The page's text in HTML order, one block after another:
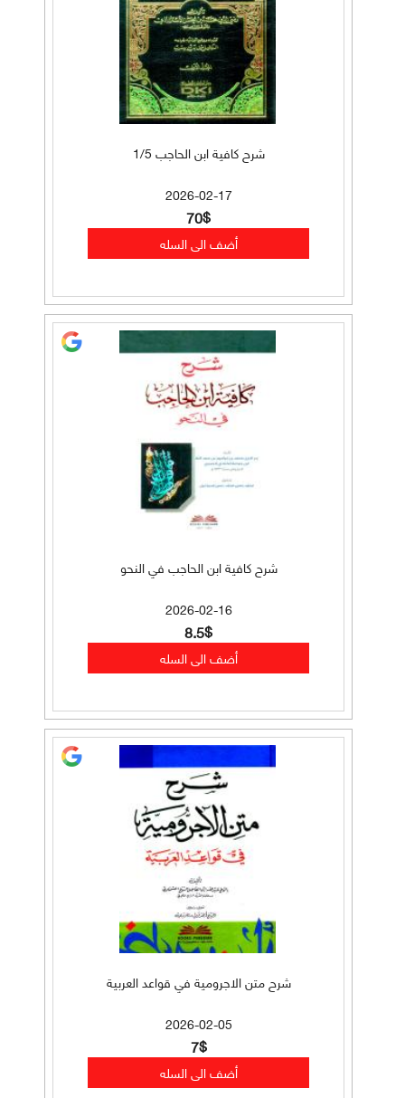
شرح كافية ابن الحاجب 1/5
2026-02-17
70$
شرح كافية ابن الحاجب في النحو
2026-02-16
8.5$
شرح متن الاجرومية في قواعد العربية
2026-02-05
7$